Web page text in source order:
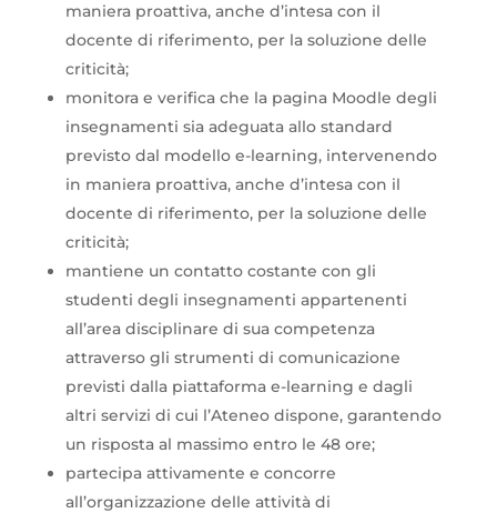
maniera proattiva, anche d’intesa con il
docente di riferimento, per la soluzione delle
criticità;
monitora e verifica che la pagina Moodle degli
insegnamenti sia adeguata allo standard
previsto dal modello e-learning, intervenendo
in maniera proattiva, anche d’intesa con il
docente di riferimento, per la soluzione delle
criticità;
mantiene un contatto costante con gli
studenti degli insegnamenti appartenenti
all’area disciplinare di sua competenza
attraverso gli strumenti di comunicazione
previsti dalla piattaforma e-learning e dagli
altri servizi di cui l’Ateneo dispone, garantendo
un risposta al massimo entro le 48 ore;
partecipa attivamente e concorre
all’organizzazione delle attività di